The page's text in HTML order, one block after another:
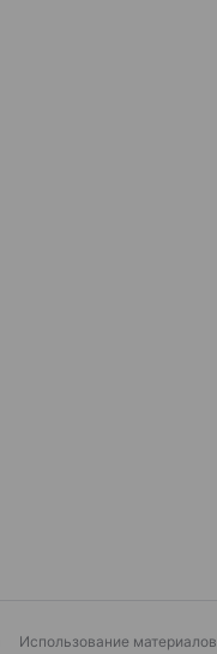
Использование материалов